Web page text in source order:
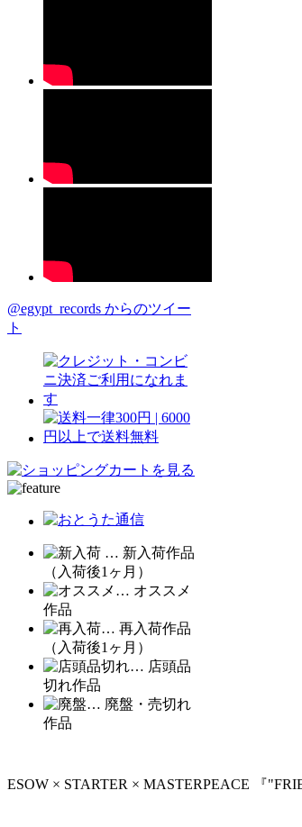
@egypt_records からのツイー
ト
… 新入荷作品
（入荷後1ヶ月）
… オススメ
作品
… 再入荷作品
（入荷後1ヶ月）
… 店頭品
切れ作品
… 廃盤・売切れ
作品
ESOW × STARTER × MASTERPEACE 『